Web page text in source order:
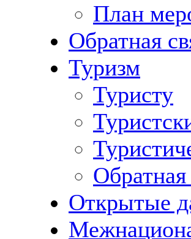
План
Обратная
Туризм
Туристу
Обратная
Открытые